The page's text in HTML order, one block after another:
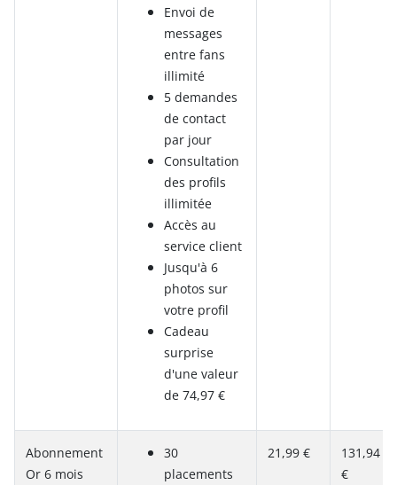
Envoi de
messages
entre fans
illimité
5 demandes
de contact
par jour
Consultation
des profils
illimitée
Accès au
service client
Jusqu'à 6
photos sur
votre profil
Cadeau
surprise
d'une valeur
de 74,97 €
Abonnement
Or 6 mois
30
placements
21,99 €
131,94
€